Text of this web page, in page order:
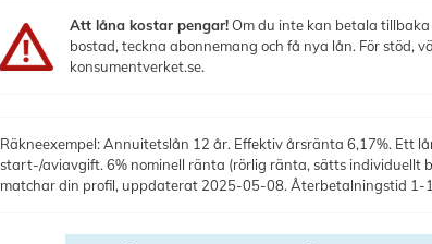
Att låna kostar pengar!Om du inte kan betala
bostad, teckna abonnemang och få nya lån. För stöd,
konsumentverket.se.
Räkneexempel: Annuitetslån 12 år. Effektiv årsränta 6,17%. Ett
start-/aviavgift. 6% nominell ränta (rörlig ränta, sätts individuellt
matchar din profil, uppdaterat 2025-05-08. Återbetalningstid 1-